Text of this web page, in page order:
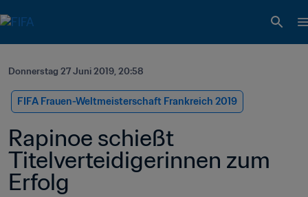
Donnerstag 27 Juni 2019, 20:58
FIFA Frauen-Weltmeisterschaft Frankreich 2019
Rapinoe schießt
Titelverteidigerinnen zum
Erfolg